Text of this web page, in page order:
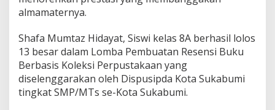
k
u
D
i
s
p
almamaternya.
Shafa Mumtaz Hidayat, Siswi kelas 8A berhasil lolos
13 besar dalam Lomba Pembuatan Resensi Buku
Berbasis Koleksi Perpustakaan yang
diselenggarakan oleh Dispusipda Kota Sukabumi
tingkat SMP/MTs se-Kota Sukabumi.